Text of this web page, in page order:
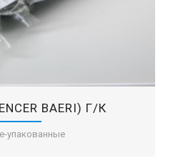
BAERI) Г/К
упакованные